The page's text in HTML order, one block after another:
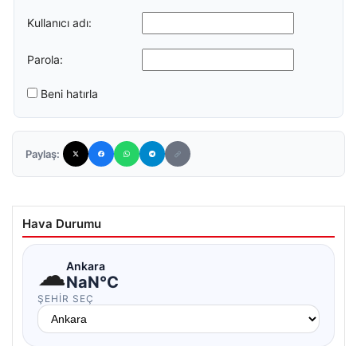
Kullanıcı adı:
Parola:
Beni hatırla
Paylaş:
Hava Durumu
☁Ankara
NaN°C
ŞEHIR SEÇ